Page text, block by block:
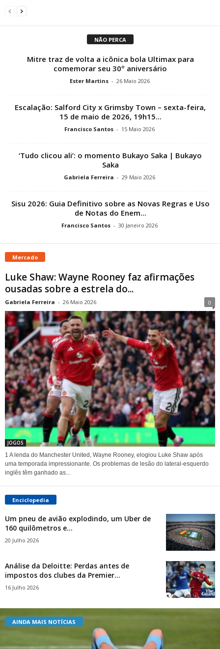
NÃO PERCA
Mitre traz de volta a icônica bola Ultimax para
comemorar seu 30º aniversário
Ester Martins - 26 Maio 2026
Escalação: Salford City x Grimsby Town – sexta-feira,
15 de maio de 2026, 19h15...
Francisco Santos - 15 Maio 2026
‘Tudo clicou ali’: o momento Bukayo Saka | Bukayo
Saka
Gabriela Ferreira - 29 Maio 2026
Sisu 2026: Guia Definitivo sobre as Novas Regras e Uso
de Notas do Enem...
Francisco Santos - 30 Janeiro 2026
Mercado
Luke Shaw: Wayne Rooney faz afirmações
ousadas sobre a estrela do...
Gabriela Ferreira - 26 Maio 2026 0
JOGOS
1 A lenda do Manchester United, Wayne Rooney, elogiou Luke Shaw após
uma temporada impressionante. Os problemas de lesão do lateral-esquerdo
inglês têm ganhado as...
Enciclopedia
Um pneu de avião explodindo, um Uber de
160 quilômetros e...
20 Julho 2026
Análise da Deloitte: Perdas antes de
impostos dos clubes da Premier...
16 Julho 2026
AINDA MAIS NOTÍCIAS